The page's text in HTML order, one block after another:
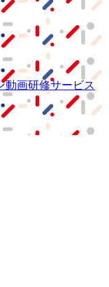
動画研修サービス